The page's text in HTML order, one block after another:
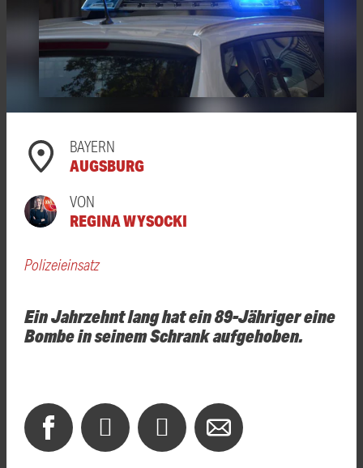
BAYERN
AUGSBURG
VON
REGINA WYSOCKI
Polizeieinsatz
Ein Jahrzehnt lang hat ein 89-Jähriger eine
Bombe in seinem Schrank aufgehoben.